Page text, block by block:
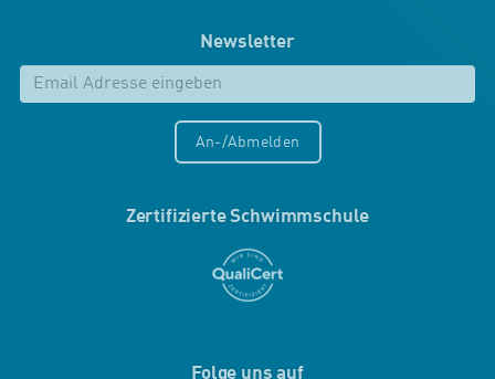
Newsletter
An-/Abmelden
Zertifizierte Schwimmschule
Folge uns auf